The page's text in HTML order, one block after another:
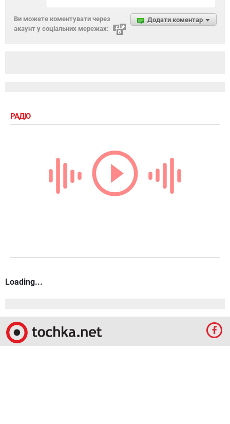
Додати коментар
Ви можете коментувати через
акаунт у соціальних мережах:
РАДІО
Loading...